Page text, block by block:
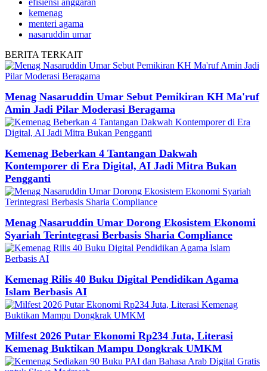
kemenag
menteri agama
nasaruddin umar
BERITA TERKAIT
Menag Nasaruddin Umar Sebut Pemikiran KH Ma'ruf
Amin Jadi Pilar Moderasi Beragama
Kemenag Beberkan 4 Tantangan Dakwah
Kontemporer di Era Digital, AI Jadi Mitra Bukan
Pengganti
Menag Nasaruddin Umar Dorong Ekosistem Ekonomi
Syariah Terintegrasi Berbasis Sharia Compliance
Kemenag Rilis 40 Buku Digital Pendidikan Agama
Islam Berbasis AI
Milfest 2026 Putar Ekonomi Rp234 Juta, Literasi
Kemenag Buktikan Mampu Dongkrak UMKM